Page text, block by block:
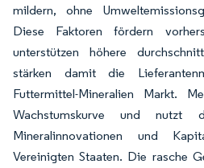
mildern, ohne
Diese Faktoren fördern
unterstützen höhere
stärken damit die
Futtermittel-Mineralien Markt.
Wachstumskurve und nutzt
Mineralinnovationen und
Vereinigten Staaten. Die rasche